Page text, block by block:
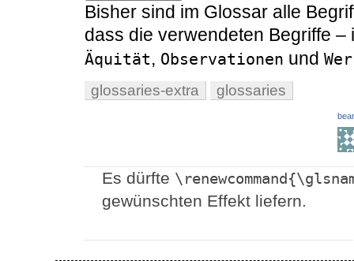
Bisher sind im Glossar alle
dass die verwendeten Begriffe
Äquität, Observationen und
glossaries-extra glossaries
Es dürfte
gewünschten Effekt liefern.